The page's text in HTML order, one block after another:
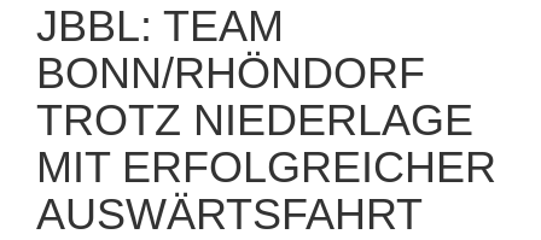
JBBL: TEAM
BONN/RHÖNDORF
TROTZ NIEDERLAGE
MIT ERFOLGREICHER
AUSWÄRTSFAHRT